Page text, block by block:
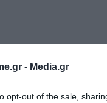
- Media.gr
opt-out of the sale,
τουάφησε ανοιχτό